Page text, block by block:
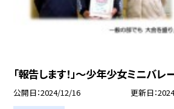
「報告します！」～少年少女ミニバレ
公開日 2024/12/16 更新日